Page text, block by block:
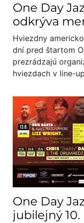
One Day
odkrýva
Hviezdny
dní pred štartom
prezrádzajú
hviezdach v line-
One Day
jubilejný